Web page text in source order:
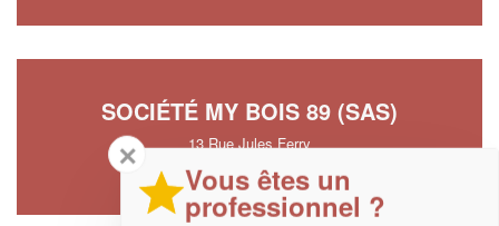
SOCIÉTÉ MY BOIS 89 (SAS)
13 Rue Jules Ferry
✕
Vous êtes un
professionnel ?